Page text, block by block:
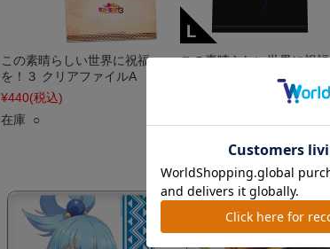
この素晴らしい世界に祝福
を！３ クリアファイルA
¥440(税込)
在庫 ○
この素晴らしい世界に祝福
を！３ TシャツA［アクア］